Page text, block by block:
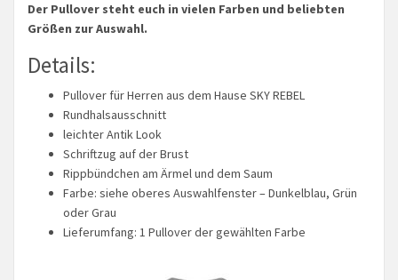
Der Pullover steht euch in vielen Farben und beliebten
Größen zur Auswahl.
Details:
Pullover für Herren aus dem Hause SKY REBEL
Rundhalsausschnitt
leichter Antik Look
Schriftzug auf der Brust
Rippbündchen am Ärmel und dem Saum
Farbe: siehe oberes Auswahlfenster – Dunkelblau, Grün
oder Grau
Lieferumfang: 1 Pullover der gewählten Farbe